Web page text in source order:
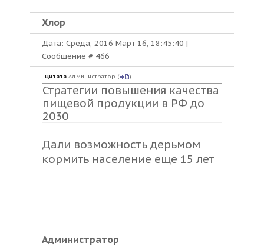
Хлор
Дата: Среда, 2016 Март 16, 18:45:40 |
Сообщение # 466
Цитата Администратор ( )
Стратегии повышения качества
пищевой продукции в РФ до
2030
Дали возможность дерьмом
кормить население еще 15 лет
Администратор